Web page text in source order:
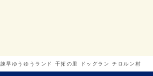
諫早ゆうゆうランド 干拓の里 ドッグラン チロルン村